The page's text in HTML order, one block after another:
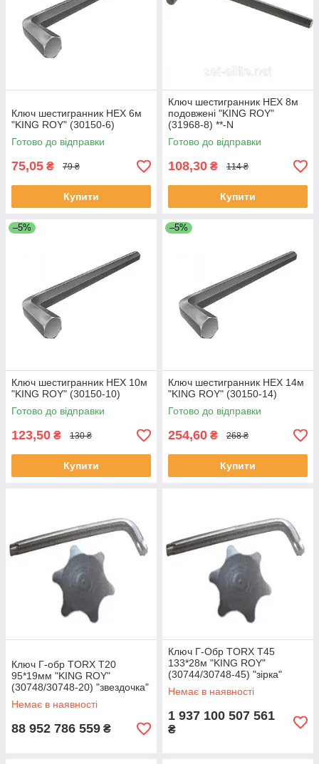
Ключ шестигранник HEX 6м
"KING ROY" (30150-6)
Готово до відправки
75,05 ₴ 79 ₴
Купити
Ключ шестигранник HEX 8м
подовжені "KING ROY"
(31968-8) **-N
Готово до відправки
108,30 ₴ 114 ₴
Купити
–5%
Ключ шестигранник HEX 10м
"KING ROY" (30150-10)
Готово до відправки
123,50 ₴ 130 ₴
Купити
–5%
Ключ шестигранник HEX 14м
"KING ROY" (30150-14)
Готово до відправки
254,60 ₴ 268 ₴
Купити
Ключ Г-обр TORX T20
95*19мм "KING ROY"
(30748/30748-20) "звездочка"
Немає в наявності
88 952 786 559 ₴
Ключ Г-Обр TORX T45
133*28м "KING ROY"
(30744/30748-45) "зірка"
Немає в наявності
1 937 100 507 561
₴